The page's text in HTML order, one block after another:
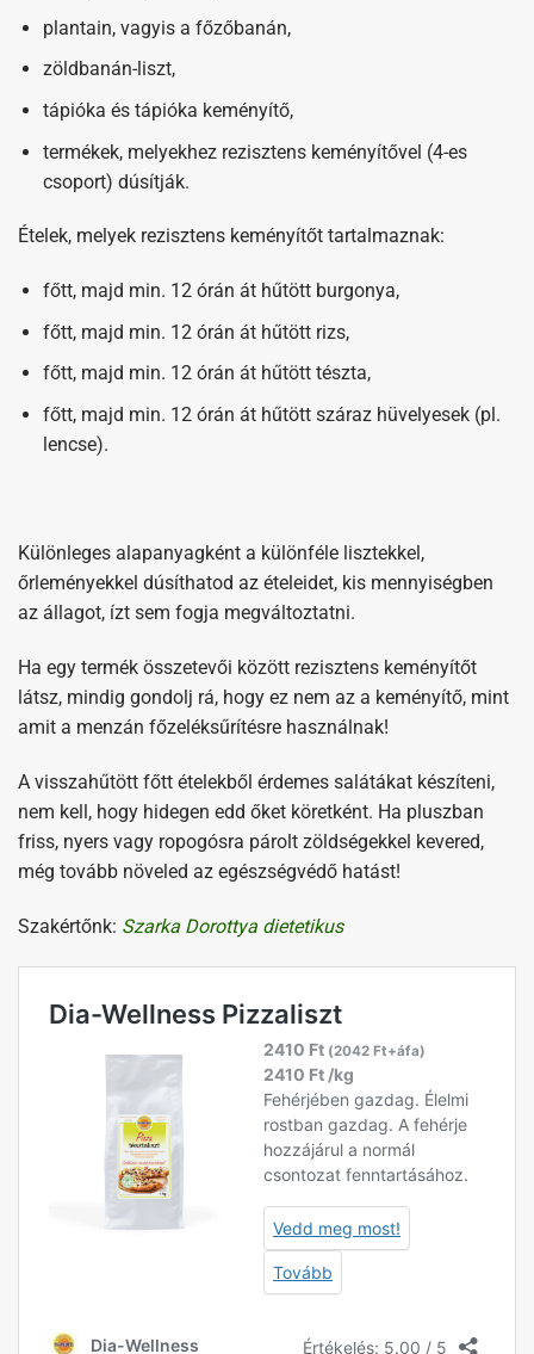
plantain, vagyis a főzőbanán,
zöldbanán-liszt,
tápióka és tápióka keményítő,
termékek, melyekhez rezisztens keményítővel (4-es
csoport) dúsítják.
Ételek, melyek rezisztens keményítőt tartalmaznak:
főtt, majd min. 12 órán át hűtött burgonya,
főtt, majd min. 12 órán át hűtött rizs,
főtt, majd min. 12 órán át hűtött tészta,
főtt, majd min. 12 órán át hűtött száraz hüvelyesek (pl.
lencse).
Különleges alapanyagként a különféle lisztekkel,
őrleményekkel dúsíthatod az ételeidet, kis mennyiségben
az állagot, ízt sem fogja megváltoztatni.
Ha egy termék összetevői között rezisztens keményítőt
látsz, mindig gondolj rá, hogy ez nem az a keményítő, mint
amit a menzán főzeléksűrítésre használnak!
A visszahűtött főtt ételekből érdemes salátákat készíteni,
nem kell, hogy hidegen edd őket köretként. Ha pluszban
friss, nyers vagy ropogósra párolt zöldségekkel kevered,
még tovább növeled az egészségvédő hatást!
Szakértőnk: Szarka Dorottya dietetikus